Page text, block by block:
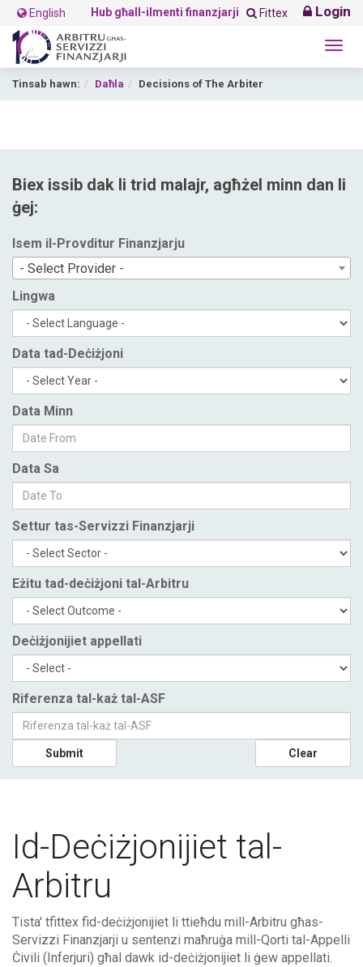
English Hub għall-ilmenti finanzjarji Fittex Login
Tinsab hawn: Daħla Decisions of The Arbiter
Biex issib dak li trid malajr, agħżel minn dan li
ġej:
Isem il-Provditur Finanzjarju
- Select Provider -
Lingwa
Data tad-Deċiżjoni
Data Minn
Data Sa
Settur tas-Servizzi Finanzjarji
Eżitu tad-deċiżjoni tal-Arbitru
Deċiżjonijiet appellati
Riferenza tal-każ tal-ASF
Submit Clear
Id-Deċiżjonijiet tal-
Arbitru
Tista' tfittex fid-deċiżjonijiet li ttieħdu mill-Arbitru għas-
Servizzi Finanzjarji u sentenzi maħruġa mill-Qorti tal-Appelli
Ċivili (Inferjuri) għal dawk id-deċiżjonijiet li ġew appellati.